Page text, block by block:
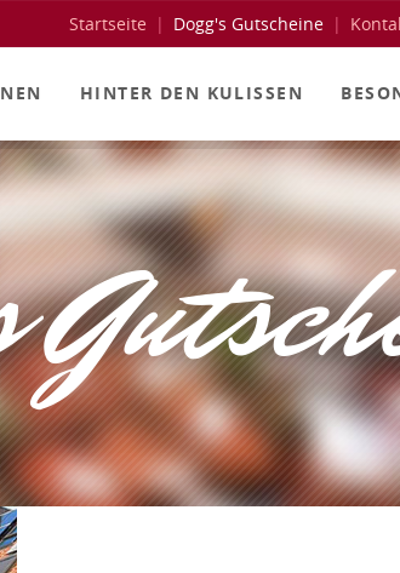
Startseite Dogg's Gutscheine
HINTER DEN KULISSEN